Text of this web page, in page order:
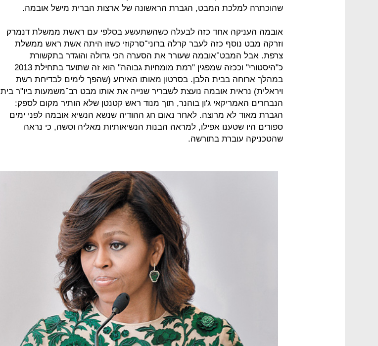
שהוכתרה למלכת המבט, הגברת הראשונה של ארצות הברית מישל אובמה.
אובמה העניקה אחד כזה לבעלה כשהשתעשע בסלפי עם ראשת ממשלת דנמרק
וזרקה מבט נוסף כזה לעבר קרלה ברוני־סרקוזי כשזו היתה אשת ראש ממשלת
צרפת. אבל המבט־אובמה שעורר את הסערה הכי גדולה והוגדר בתקשורת
כ"היסטורי" וככזה שמפגין "רמת מומחיות גבוהה" הוא זה שתועד בתחילת 2013
במהלך ארוחה בבית הלבן. בסרטון מאותו האירוע (שהפך לימים לבדיחת רשת
ויראלית) נראית אובמה נועצת לשבריר שנייה את אותו מבט רב־משמעות ביו"ר בית
הנבחרים האמריקאי ג'ון בוהנר, תוך מנוד ראש קטנטן שלא הותיר מקום לספק:
הגברת מאוד לא מרוצה. לאחר נאום חג ההודיה שנשא הנשיא אובמה לפני ימים
ספורים היו שטענו אפילו, למראה הבנות הנשיאותיות מאליה וסשה, כי נראה
שהטכניקה עוברת בתורשה.